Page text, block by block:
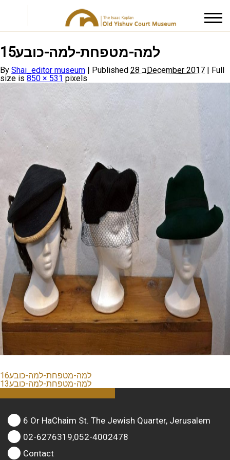
למה-מטפחת-למה-כובע15
By Shai_editor museum | Published 28 בDecember 2017 | Full
size is 850 × 531 pixels
למה-מטפחת-למה-כובע16
למה-מטפחת-למה-כובע13
6 Or HaChaim St. The Jewish Quarter, Jerusalem
02-6276319,052-4002478
Contact